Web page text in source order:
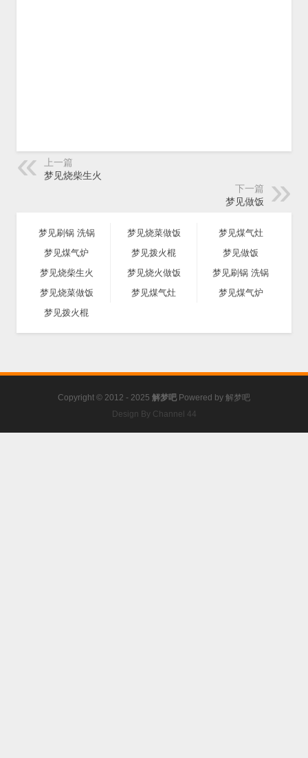
上一篇
梦见烧柴生火
下一篇
梦见做饭
梦见刷锅 洗锅 梦见烧菜做饭
梦见煤气灶
梦见煤气炉
梦见拨火棍
梦见做饭
梦见烧柴生火
梦见烧火做饭
梦见刷锅 洗锅
梦见烧菜做饭
梦见煤气灶
梦见煤气炉
梦见拨火棍
Copyright © 2012 - 2025 解梦吧 Powered by 解梦吧
Design By Channel 44